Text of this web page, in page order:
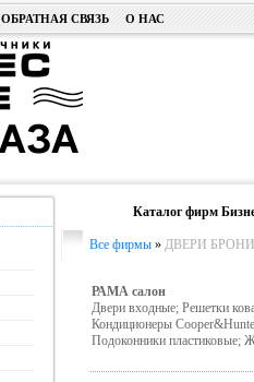
ОБРАТНАЯ СВЯЗЬ О НАС
Каталог фирм
Все фирмы» ДВЕРИ
РАМА салон
Двери входные; Решетки
Кондиционеры
Подоконники